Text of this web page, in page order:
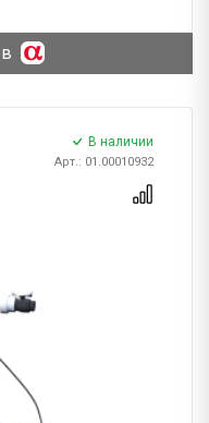
В наличии
Арт.: 01.00010932